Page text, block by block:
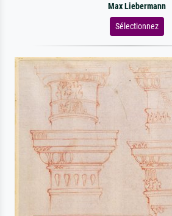
Max Liebermann
Sélectionnez